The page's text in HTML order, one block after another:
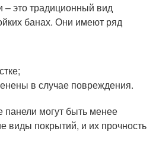
– это традиционный вид
банах. Они имеют ряд
в случае повреждения.
панели могут быть менее
виды покрытий, и их прочность